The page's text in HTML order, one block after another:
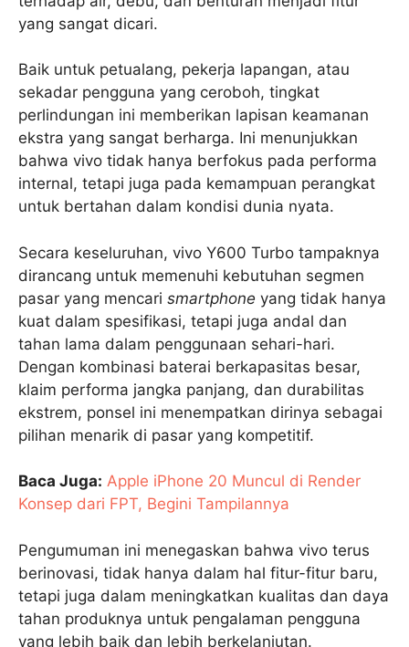
yang sangat dicari.
Baik untuk petualang, pekerja lapangan, atau
sekadar pengguna yang ceroboh, tingkat
perlindungan ini memberikan lapisan keamanan
ekstra yang sangat berharga. Ini menunjukkan
bahwa vivo tidak hanya berfokus pada performa
internal, tetapi juga pada kemampuan perangkat
untuk bertahan dalam kondisi dunia nyata.
Secara keseluruhan, vivo Y600 Turbo tampaknya
dirancang untuk memenuhi kebutuhan segmen
pasar yang mencari smartphone yang tidak hanya
kuat dalam spesifikasi, tetapi juga andal dan
tahan lama dalam penggunaan sehari-hari.
Dengan kombinasi baterai berkapasitas besar,
klaim performa jangka panjang, dan durabilitas
ekstrem, ponsel ini menempatkan dirinya sebagai
pilihan menarik di pasar yang kompetitif.
Baca Juga: Apple iPhone 20 Muncul di Render
Konsep dari FPT, Begini Tampilannya
Pengumuman ini menegaskan bahwa vivo terus
berinovasi, tidak hanya dalam hal fitur-fitur baru,
tetapi juga dalam meningkatkan kualitas dan daya
tahan produknya untuk pengalaman pengguna
yang lebih baik dan lebih berkelanjutan.